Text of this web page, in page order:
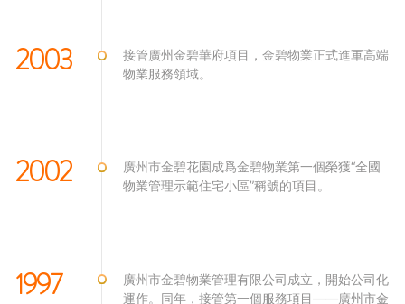
2003
接管廣州金碧華府項目，金碧物業正式進軍高端
物業服務領域。
2002
廣州市金碧花園成爲金碧物業第一個榮獲“全國
物業管理示範住宅小區”稱號的項目。
1997
廣州市金碧物業管理有限公司成立，開始公司化
運作。同年，接管第一個服務項目——廣州市金